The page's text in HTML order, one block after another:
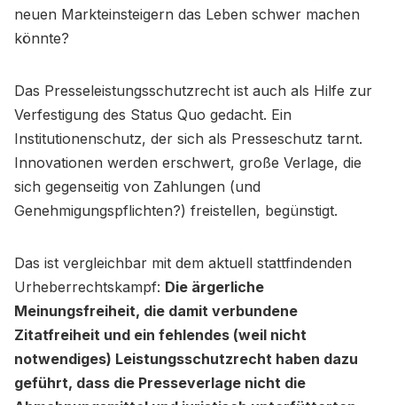
neuen Markteinsteigern das Leben schwer machen
könnte?
Das Presseleistungsschutzrecht ist auch als Hilfe zur
Verfestigung des Status Quo gedacht. Ein
Institutionenschutz, der sich als Presseschutz tarnt.
Innovationen werden erschwert, große Verlage, die
sich gegenseitig von Zahlungen (und
Genehmigungspflichten?) freistellen, begünstigt.
Das ist vergleichbar mit dem aktuell stattfindenden
Urheberrechtskampf: Die ärgerliche
Meinungsfreiheit, die damit verbundene
Zitatfreiheit und ein fehlendes (weil nicht
notwendiges) Leistungsschutzrecht haben dazu
geführt, dass die Presseverlage nicht die